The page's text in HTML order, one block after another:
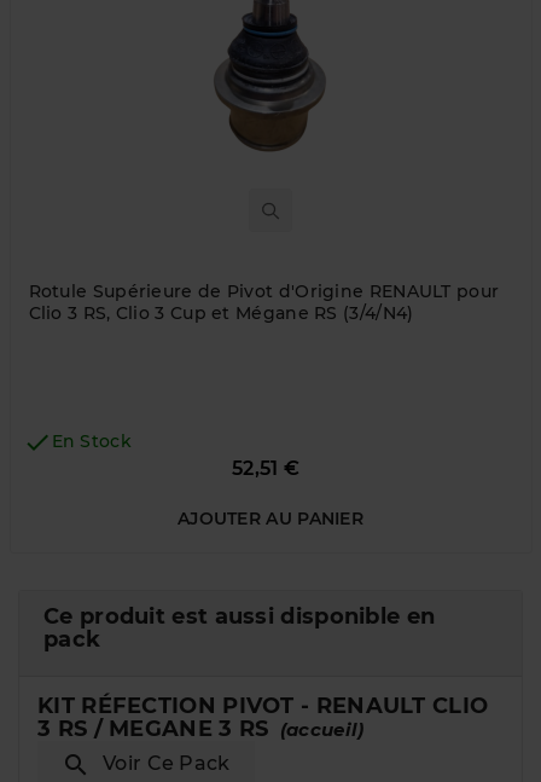
Rotule Supérieure de Pivot d'Origine RENAULT pour
Clio 3 RS, Clio 3 Cup et Mégane RS (3/4/N4)
 En Stock
52,51 €
AJOUTER AU PANIER
Ce produit est aussi disponible en
pack
KIT RÉFECTION PIVOT - RENAULT CLIO
3 RS / MEGANE 3 RS (accueil)
 Voir Ce Pack